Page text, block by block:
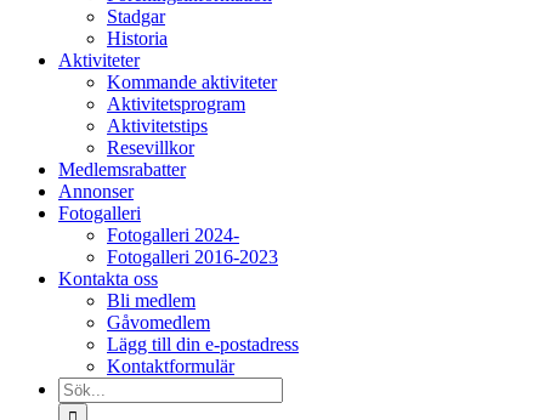
Stadgar
Historia
Aktiviteter
Kommande aktiviteter
Aktivitetsprogram
Aktivitetstips
Resevillkor
Medlemsrabatter
Annonser
Fotogalleri
Fotogalleri 2024-
Fotogalleri 2016-2023
Kontakta oss
Bli medlem
Gåvomedlem
Lägg till din e-postadress
Kontaktformulär
Sök
efter: